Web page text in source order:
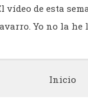
vídeo de esta
Yo no la he
Inicio